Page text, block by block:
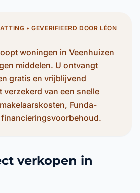
• GEVERIFIEERD DOOR LÉON
woningen in Veenhuizen
middelen. U ontvangt
gratis en vrijblijvend
verzekerd van een snelle
Funda-
verkopen in